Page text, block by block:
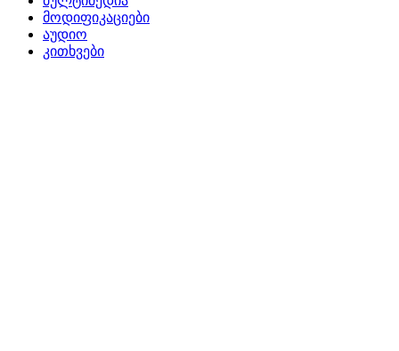
მოდიფიკაციები
აუდიო
კითხვები